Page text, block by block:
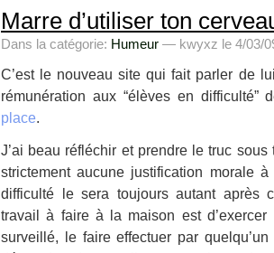
Marre d’utiliser ton
Dans la catégorie: Humeur — kwyxz le 4/03/
C’est le nouveau site qui fait parler de
rémunération aux “élèves en difficulté”
place.
J’ai beau réfléchir et prendre le truc
strictement aucune justification morale
difficulté le sera toujours autant après
travail à faire à la maison est d’exercer
surveillé, le faire effectuer par